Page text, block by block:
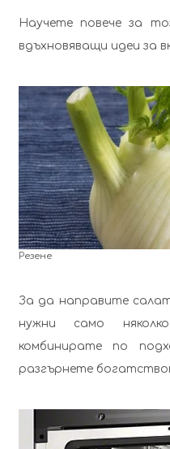
Научете повече за
вдъхновяващи идеи за
Резене
За да направите
нужни само
комбинирате по
разгърнете